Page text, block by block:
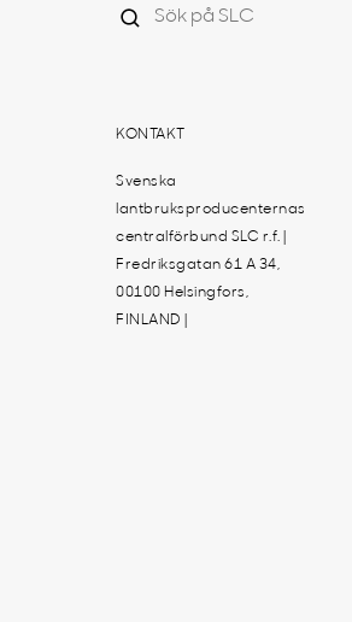
KONTAKT
Svenska
lantbruksproducenternas
centralförbund SLC r.f. |
Fredriksgatan 61 A 34,
00100 Helsingfors,
FINLAND |